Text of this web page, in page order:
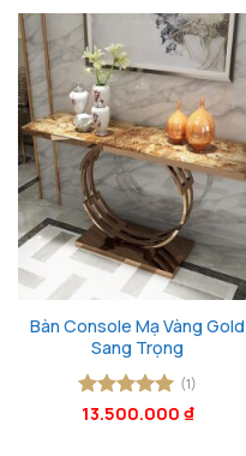
Bàn Console Mạ Vàng Gold
Sang Trọng
Được xếp
(1)
13.500.000 ₫